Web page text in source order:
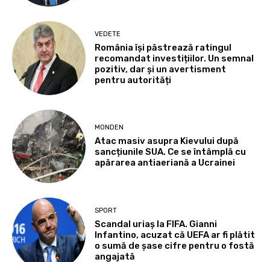
VEDETE
România își păstrează ratingul
recomandat investițiilor. Un semnal
pozitiv, dar și un avertisment
pentru autorități
MONDEN
Atac masiv asupra Kievului după
sancțiunile SUA. Ce se întâmplă cu
apărarea antiaeriană a Ucrainei
SPORT
Scandal uriaș la FIFA. Gianni
Infantino, acuzat că UEFA ar fi plătit
o sumă de șase cifre pentru o fostă
angajată